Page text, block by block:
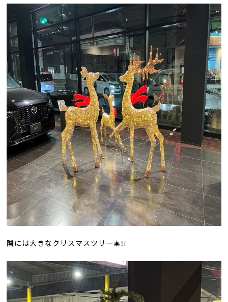
隣には大きなクリスマスツリー🎄❕❕